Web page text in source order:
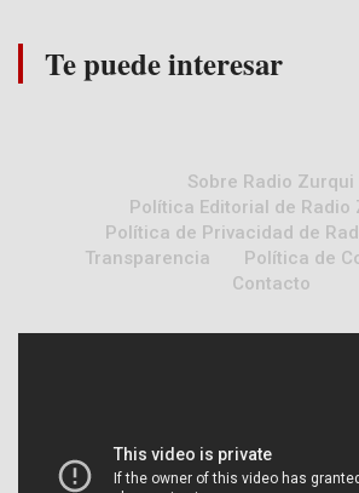
Te puede interesar
Sobre Radio Zurqui
Política Editorial de Radio
Política de Privacidad de
Transparencia
Política de
Contacto